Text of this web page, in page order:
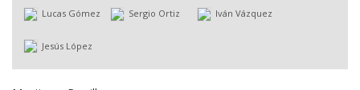
Lucas Gómez Sergio Ortiz Iván Vázquez
Jesús López